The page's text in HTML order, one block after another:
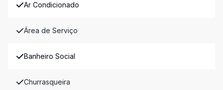
Ar Condicionado
Área de Serviço
Banheiro Social
Churrasqueira